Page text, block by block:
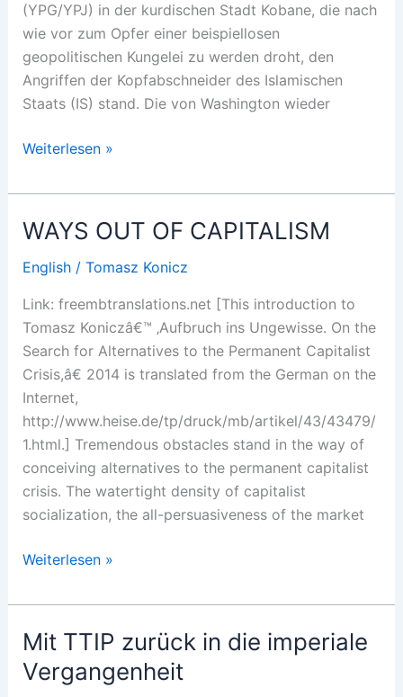
(YPG/YPJ) in der kurdischen Stadt Kobane, die nach
wie vor zum Opfer einer beispiellosen
geopolitischen Kungelei zu werden droht, den
Angriffen der Kopfabschneider des Islamischen
Staats (IS) stand. Die von Washington wieder
New
Order
Weiterlesen »
WAYS OUT OF CAPITALISM
English/ Tomasz Konicz
Link: freembtranslations.net [This introduction to
Tomasz Koniczâ€™ ‚Aufbruch ins Ungewisse. On the
Search for Alternatives to the Permanent Capitalist
Crisis,â€ 2014 is translated from the German on the
Internet,
http://www.heise.de/tp/druck/mb/artikel/43/43479/
1.html.] Tremendous obstacles stand in the way of
conceiving alternatives to the permanent capitalist
crisis. The watertight density of capitalist
socialization, the all-persuasiveness of the market
WAYS
OF
CAPITALISM
Weiterlesen »
Mit TTIP zurück in die imperiale
Vergangenheit